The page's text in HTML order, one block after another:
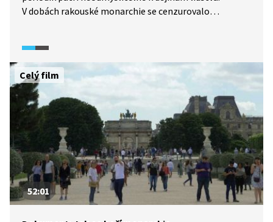
V dobách rakouské monarchie se cenzurovalo
a čtenář i díky bílým místům v tisku snadno poznal, že
něco chybí. To je významný rozdíl v porovnání
s cenzurou v dobách socialismu, kdy se režim veškeré
zásahy snažil utajit. Jak vypadal boj nakladatele
s cenzurou, si můžeme ukázat na příkladu novináře
Františka Šimáčka, který vystupoval také
pod pseudonymem Vojtěch Bělák.
Celý film
52:01